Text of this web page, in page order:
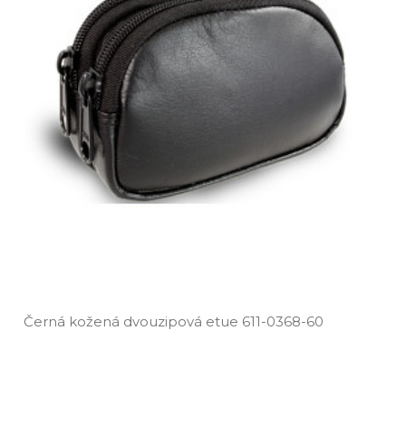
Černá kožená dvouzipová etue 611­-0368­-60